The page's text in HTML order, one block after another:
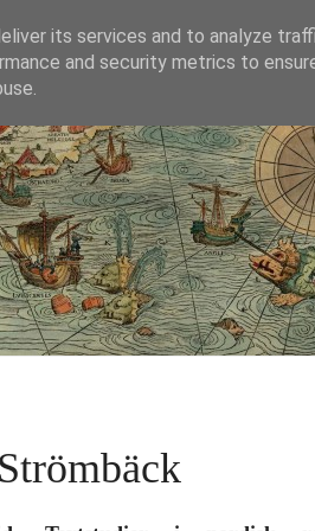
del Progetto
its services and to analyze
and security metrics to